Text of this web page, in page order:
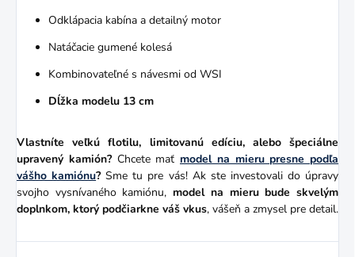
Odklápacia kabína a detailný motor
Natáčacie gumené kolesá
Kombinovateľné s návesmi od WSI
Dĺžka modelu 13 cm
Vlastníte veľkú flotilu, limitovanú edíciu, alebo špeciálne
upravený kamión?Chcete mať model na mieru presne podľa
vášho kamiónu?Sme tu pre vás! Ak ste investovali do úpravy
svojho vysnívaného kamiónu, model na mieru bude skvelým
doplnkom, ktorý podčiarkne váš vkus, vášeň a zmysel pre detail.